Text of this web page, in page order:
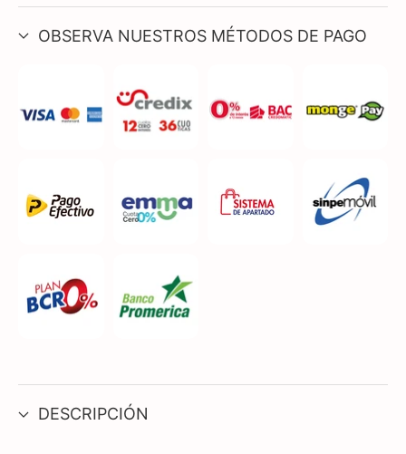
OBSERVA NUESTROS MÉTODOS DE PAGO
DESCRIPCIÓN